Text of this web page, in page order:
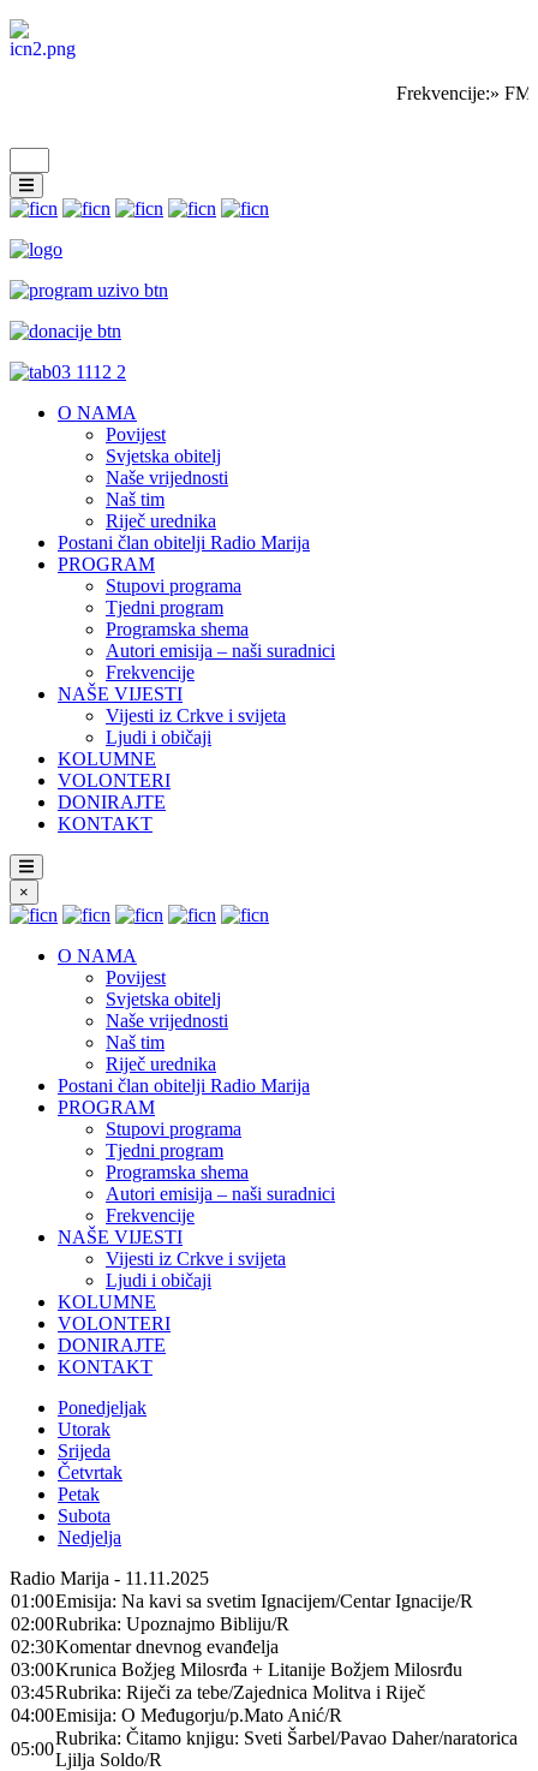
Frekvencije:»
O NAMA
Povijest
Svjetska obitelj
Naše vrijednosti
Naš tim
Riječ urednika
Postani član obitelji Radio Marija
PROGRAM
Stupovi programa
Tjedni program
Programska shema
Autori emisija – naši suradnici
Frekvencije
NAŠE VIJESTI
Vijesti iz Crkve i svijeta
Ljudi i običaji
KOLUMNE
VOLONTERI
DONIRAJTE
KONTAKT
×
O NAMA
Povijest
Svjetska obitelj
Naše vrijednosti
Naš tim
Riječ urednika
Postani član obitelji Radio Marija
PROGRAM
Stupovi programa
Tjedni program
Programska shema
Autori emisija – naši suradnici
Frekvencije
NAŠE VIJESTI
Vijesti iz Crkve i svijeta
Ljudi i običaji
KOLUMNE
VOLONTERI
DONIRAJTE
KONTAKT
Ponedjeljak
Utorak
Srijeda
Četvrtak
Petak
Subota
Nedjelja
Radio Marija - 11.11.2025
01:00Emisija: Na kavi sa svetim Ignacijem/Centar Ignacije/R
02:00Rubrika: Upoznajmo Bibliju/R
02:30Komentar dnevnog evanđelja
03:00Krunica Božjeg Milosrđa + Litanije Božjem Milosrđu
03:45Rubrika: Riječi za tebe/Zajednica Molitva i Riječ
04:00Emisija: O Međugorju/p.Mato Anić/R
05:00
Rubrika: Čitamo knjigu: Sveti Šarbel/Pavao Daher/naratorica
Ljilja Soldo/R